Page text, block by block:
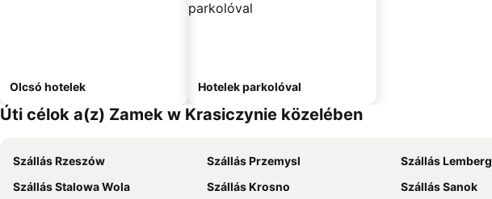
Olcsó hotelek Hotelek parkolóval
Úti célok a(z) Zamek w Krasiczynie közelében
Szállás Rzeszów Szállás Przemysl Szállás Lemberg
Szállás Stalowa Wola
Szállás Krosno Szállás Sanok